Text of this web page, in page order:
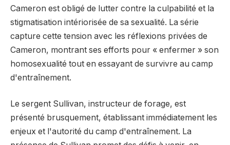
Cameron est obligé de lutter contre la culpabilité et la
stigmatisation intériorisée de sa sexualité. La série
capture cette tension avec les réflexions privées de
Cameron, montrant ses efforts pour « enfermer » son
homosexualité tout en essayant de survivre au camp
d'entraînement.
Le sergent Sullivan, instructeur de forage, est
présenté brusquement, établissant immédiatement les
enjeux et l'autorité du camp d'entraînement. La